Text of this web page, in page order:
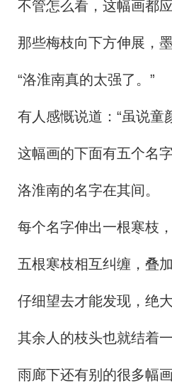
不管怎么看，这幅画都应
那些梅枝向下方伸展，墨
“洛淮南真的太强了。”
有人感慨说道：“虽说童
这幅画的下面有五个名字
洛淮南的名字在其间。
每个名字伸出一根寒枝，
五根寒枝相互纠缠，叠加
仔细望去才能发现，绝大
其余人的枝头也就结着一
雨廊下还有别的很多幅画